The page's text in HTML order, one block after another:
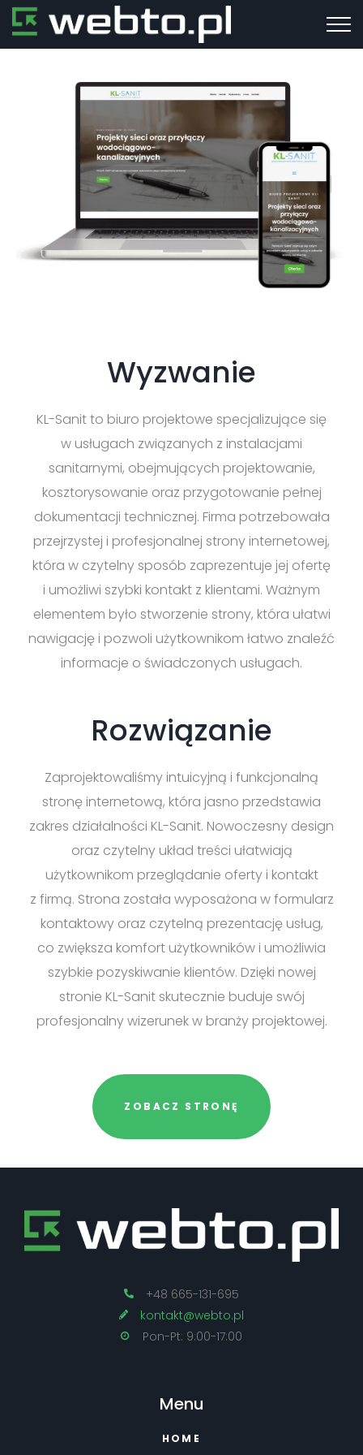
Wyzwanie
KL-Sanit to biuro projektowe specjalizujące się
w usługach związanych z instalacjami
sanitarnymi, obejmujących projektowanie,
kosztorysowanie oraz przygotowanie pełnej
dokumentacji technicznej. Firma potrzebowała
przejrzystej i profesjonalnej strony internetowej,
która w czytelny sposób zaprezentuje jej ofertę
i umożliwi szybki kontakt z klientami. Ważnym
elementem było stworzenie strony, która ułatwi
nawigację i pozwoli użytkownikom łatwo znaleźć
informacje o świadczonych usługach.
Rozwiązanie
Zaprojektowaliśmy intuicyjną i funkcjonalną
stronę internetową, która jasno przedstawia
zakres działalności KL-Sanit. Nowoczesny design
oraz czytelny układ treści ułatwiają
użytkownikom przeglądanie oferty i kontakt
z firmą. Strona została wyposażona w formularz
kontaktowy oraz czytelną prezentację usług,
co zwiększa komfort użytkowników i umożliwia
szybkie pozyskiwanie klientów. Dzięki nowej
stronie KL-Sanit skutecznie buduje swój
profesjonalny wizerunek w branży projektowej.
ZOBACZ STRONĘ
+48 665-131-695
kontakt@webto.pl
Pon-Pt: 9:00-17:00
Menu
HOME